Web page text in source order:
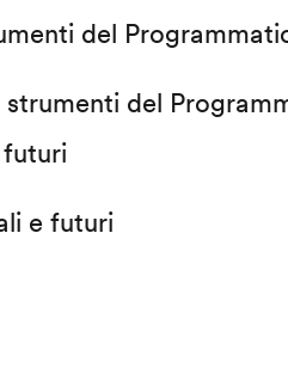
del
strumenti del
futuri
e futuri